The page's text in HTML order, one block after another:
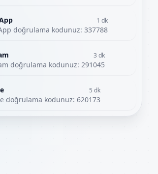
1 dk
doğrulama kodunuz: 337788
3 dk
doğrulama kodunuz: 291045
5 dk
doğrulama kodunuz: 620173